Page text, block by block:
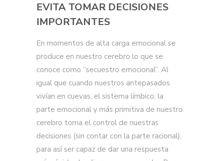
EVITA TOMAR DECISIONES
IMPORTANTES
En momentos de alta carga emocional se
produce en nuestro cerebro lo que se
conoce como “secuestro emocional”. Al
igual que cuando nuestros antepasados
vivían en cuevas, el sistema límbico, la
parte emocional y más primitiva de nuestro
cerebro toma el control de nuestras
decisiones (sin contar con la parte racional),
para así ser capaz de dar una respuesta